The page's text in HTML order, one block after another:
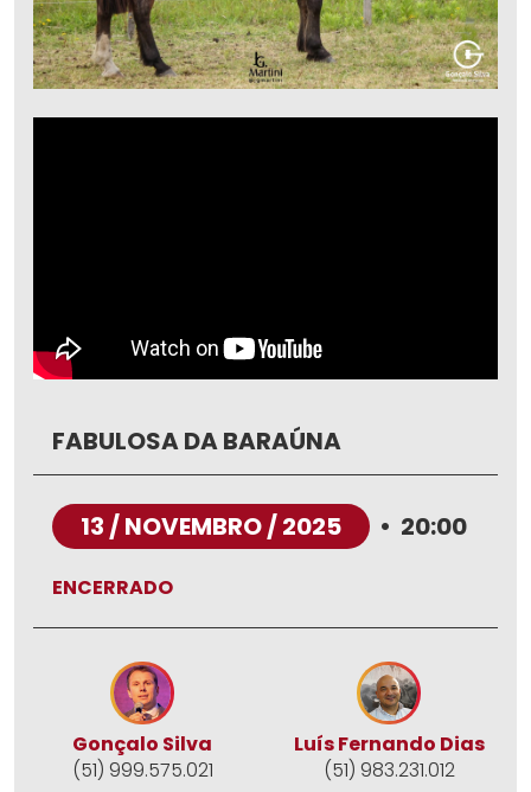
FABULOSA DA BARAÚNA
13 / NOVEMBRO / 2025 • 20:00
ENCERRADO
Gonçalo Silva
(51) 999.575.021
Luís Fernando Dias
(51) 983.231.012